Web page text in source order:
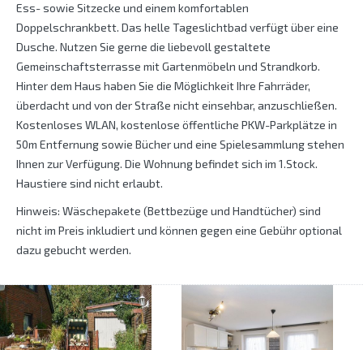
Ess- sowie Sitzecke und einem komfortablen
Doppelschrankbett. Das helle Tageslichtbad verfügt über eine
Dusche. Nutzen Sie gerne die liebevoll gestaltete
Gemeinschaftsterrasse mit Gartenmöbeln und Strandkorb.
Hinter dem Haus haben Sie die Möglichkeit Ihre Fahrräder,
überdacht und von der Straße nicht einsehbar, anzuschließen.
Kostenloses WLAN, kostenlose öffentliche PKW-Parkplätze in
50m Entfernung sowie Bücher und eine Spielesammlung stehen
Ihnen zur Verfügung. Die Wohnung befindet sich im 1.Stock.
Haustiere sind nicht erlaubt.
Hinweis: Wäschepakete (Bettbezüge und Handtücher) sind
nicht im Preis inkludiert und können gegen eine Gebühr optional
dazu gebucht werden.